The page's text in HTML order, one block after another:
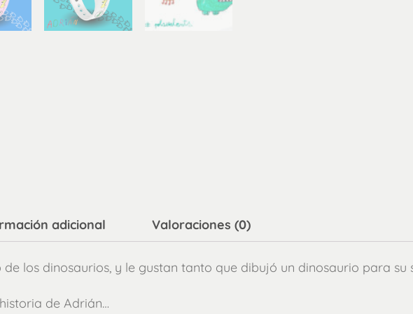
adicional Valoraciones (0)
los dinosaurios, y le gustan tanto que dibujó un dinosaurio para su
de Adrián…